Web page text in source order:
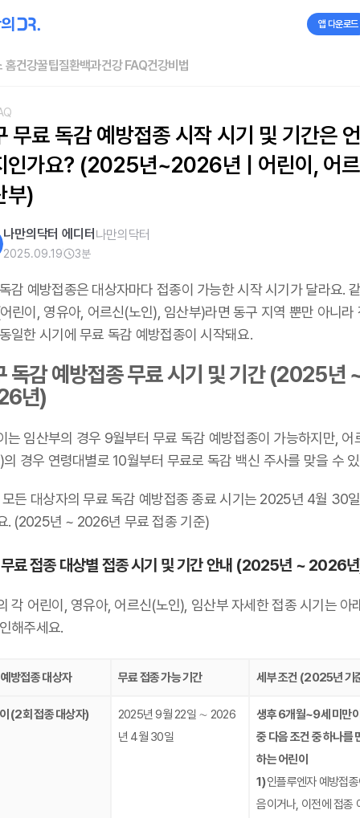
앱 다운로드
홈건강꿀팁질환백과건강 FAQ건강비법
무료 독감 예방접종 시작 시기 및 기간은
인가요? (2025년~2026년 | 어린이, 어
부)
나만의닥터 에디터 나만의닥터
2025.09.19 3분
감 예방접종은 대상자마다 접종이 가능한 시작 시기가 달라요.
린이, 영유아, 어르신(노인), 임산부)라면 동구 지역 뿐만 아니라
일한 시기에 무료 독감 예방접종이 시작돼요.
독감 예방접종 무료 시기 및 기간 (2025년
년)
는 임산부의 경우 9월부터 무료 독감 예방접종이 가능하지만, 어
의 경우 연령대별로 10월부터 무료로 독감 백신 주사를 맞을 수
모든 대상자의 무료 독감 예방접종 종료 시기는 2025년 4월 30
. (2025년 ~ 2026년 무료 접종 기준)
료 접종 대상별 접종 시기 및 기간 안내 (2025년 ~ 2026
각 어린이, 영유아, 어르신(노인), 임산부 자세한 접종 시기는 아
해주세요.
방접종 대상자 무료 접종 가능 기간 세부 조건 (2025년 기
(2회 접종 대상자)
2025년 9월 22일 ∼ 2026
년 4월 30일
생후 6개월~9세 미만
중 다음 조건 중 하나를
하는 어린이
1)인플루엔자 예방접종
음이거나, 이전에 접종